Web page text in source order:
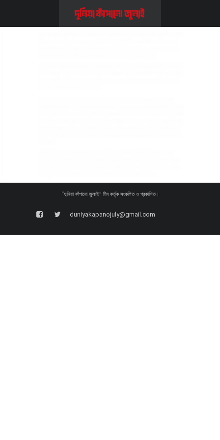
“দুনিয়া কাঁপানো জুলাই” টিম কর্তৃক সংকলিত ও প্রকাশিত।
duniyakapanojuly@gmail.com